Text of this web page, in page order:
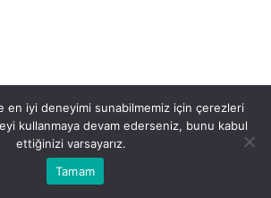
en iyi deneyimi sunabilmemiz için çerezleri
kullanmaya devam ederseniz, bunu kabul
ettiğinizi varsayarız.
Tamam